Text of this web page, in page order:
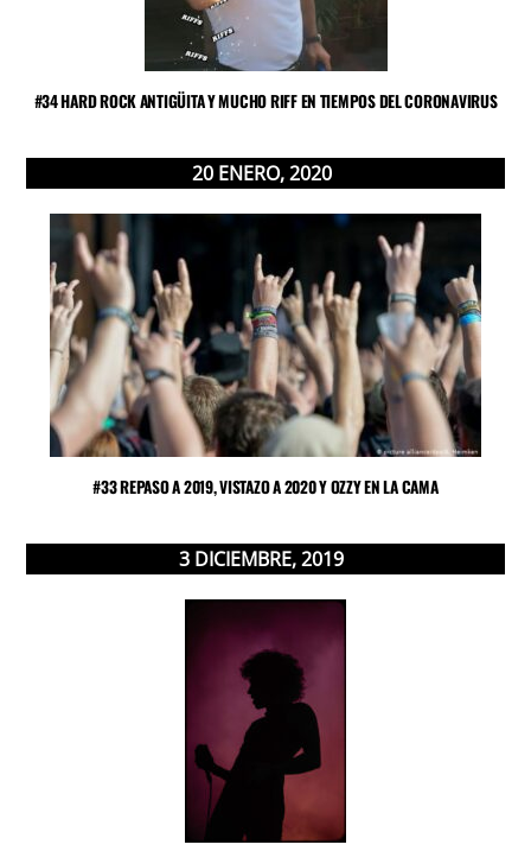
#34 HARD ROCK ANTIGÜITA Y MUCHO RIFF EN TIEMPOS DEL CORONAVIRUS
20 ENERO,2020
#33 REPASO A 2019, VISTAZO A 2020 Y OZZY EN LA CAMA
3 DICIEMBRE,2019